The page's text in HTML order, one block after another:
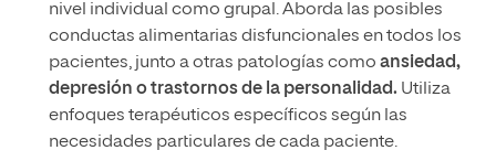
nivel individual como grupal. Aborda las posibles
conductas alimentarias disfuncionales en todos los
pacientes, junto a otras patologías como ansiedad,
depresión o trastornos de la personalidad. Utiliza
enfoques terapéuticos específicos según las
necesidades particulares de cada paciente.